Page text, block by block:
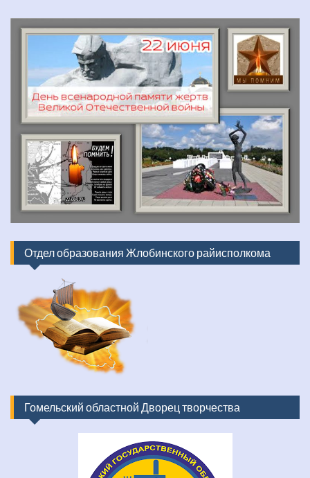
Отдел образования Жлобинского райисполкома
Гомельский областной Дворец творчества